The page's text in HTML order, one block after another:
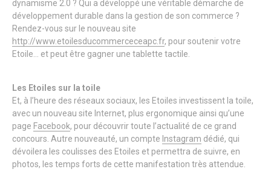
dynamisme 2.0 ? Qui a développé une véritable démarche de
développement durable dans la gestion de son commerce ?
Rendez-vous sur le nouveau site
http://www.etoilesducommerceceapc.fr, pour soutenir votre
Etoile… et peut être gagner une tablette tactile.
Les Etoiles sur la toile
Et, à l’heure des réseaux sociaux, les Etoiles investissent la toile,
avec un nouveau site Internet, plus ergonomique ainsi qu’une
page Facebook, pour découvrir toute l’actualité de ce grand
concours. Autre nouveauté, un compte Instagram dédié, qui
dévoilera les coulisses des Etoiles et permettra de suivre, en
photos, les temps forts de cette manifestation très attendue.